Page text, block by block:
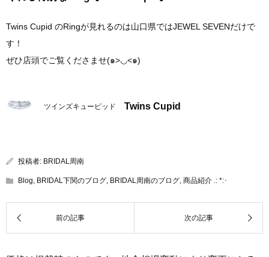
Twins Cupid のRingが見れるのは山口県ではJEWEL SEVENだけで
す！
ぜひ店頭でご覧くださませ(๑>◡<๑)
ツインズキューピッド Twins Cupid
投稿者: BRIDAL周南
Blog, BRIDAL下関のブログ, BRIDAL周南のブログ, 商品紹介 .: *:･